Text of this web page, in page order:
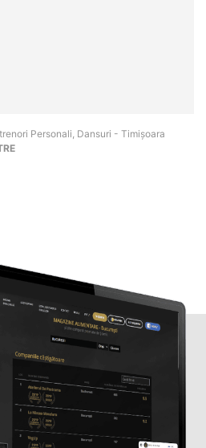
Personali, Dansuri - Timişoara